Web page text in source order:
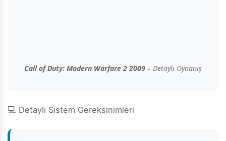
Call of Duty: Modern Warfare 2 2009 – Detaylı Oynanış
💻 Detaylı Sistem Gereksinimleri